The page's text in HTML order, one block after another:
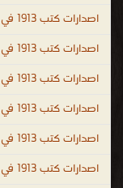
المولدافية ، اللغة
، اللغة السلوفاكية ،
، لغة التاجالوج ، اللغة
الوالونية ، اللغة
الإسبرنتو ، الفولابوك
الكورية ، اللغة
اللغة التركية باللغة
اصدارات كتب 1913 في كتب إسلامية
اصدارات كتب 1913 في الكتب التعليمية
اصدارات كتب 1913 في كتب علوم عسكرية و قانون دولي
اصدارات كتب 1913 في القصص والروايات والمجلّات
اصدارات كتب 1913 في كتب التنمية البشرية
اصدارات كتب 1913 في كتب الروايات الأجنبية والعالمية